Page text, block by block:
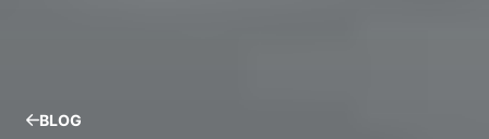
BLOG